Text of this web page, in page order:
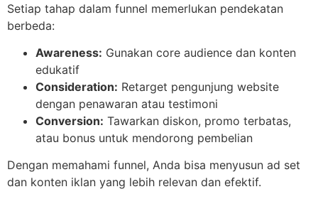
Setiap tahap dalam funnel memerlukan pendekatan
berbeda:
Awareness: Gunakan core audience dan konten
edukatif
Consideration: Retarget pengunjung website
dengan penawaran atau testimoni
Conversion: Tawarkan diskon, promo terbatas,
atau bonus untuk mendorong pembelian
Dengan memahami funnel, Anda bisa menyusun ad set
dan konten iklan yang lebih relevan dan efektif.